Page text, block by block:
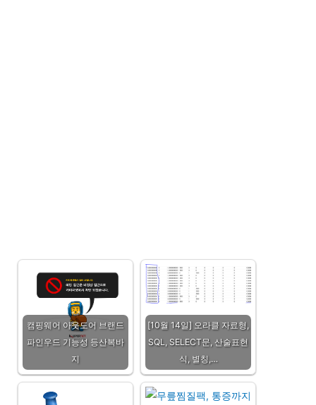
캠핑웨어 아웃도어 브랜드
파인우드 기능성 등산복바
지
[10월 14일] 오라클 자료형,
SQL, SELECT문, 산술표현
식, 별칭,…